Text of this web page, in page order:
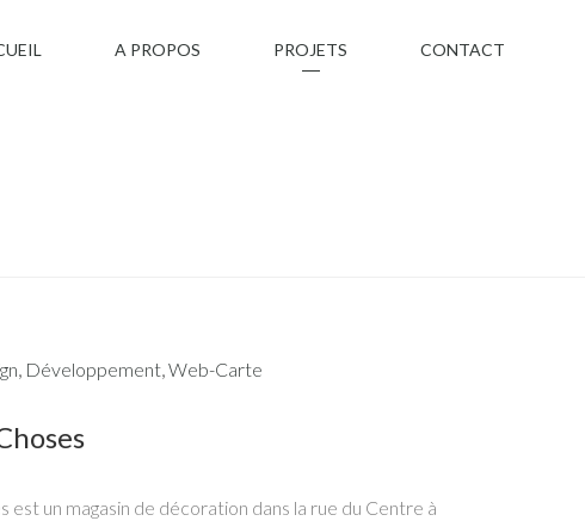
A PROPOS PROJETS CONTACT
, Développement,Web-Carte
est un magasin de décoration dans la rue du Centre à